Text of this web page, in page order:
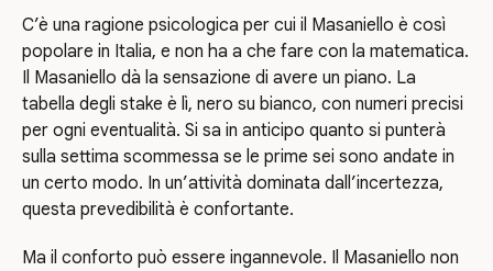
C’è una ragione psicologica per cui il Masaniello è così
popolare in Italia, e non ha a che fare con la matematica.
Il Masaniello dà la sensazione di avere un piano. La
tabella degli stake è lì, nero su bianco, con numeri precisi
per ogni eventualità. Si sa in anticipo quanto si punterà
sulla settima scommessa se le prime sei sono andate in
un certo modo. In un’attività dominata dall’incertezza,
questa prevedibilità è confortante.
Ma il conforto può essere ingannevole. Il Masaniello non